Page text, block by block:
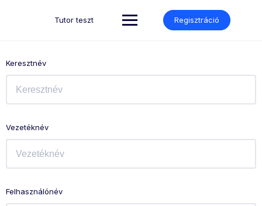
Tutor teszt Regisztráció
Keresztnév
Vezetéknév
Felhasználónév